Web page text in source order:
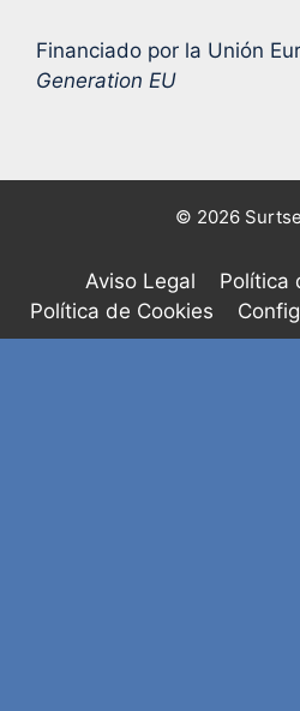
Financiado por la Unión
Generation EU
© 2026
Aviso Legal
Política
Política de Cookies